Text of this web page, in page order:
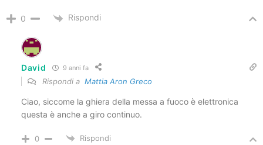
0 Rispondi
David 9 anni fa
Rispondi a Mattia Aron Greco
Ciao, siccome la ghiera della messa a fuoco è elettronica
questa è anche a giro continuo.
0 Rispondi